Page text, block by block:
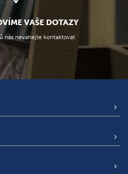
VAŠE DOTAZY
nás neváhejte kontaktovat